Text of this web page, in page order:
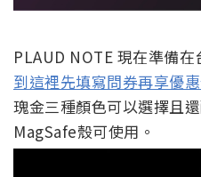
PLAUD NOTE 現在準備
到這裡先填寫問券再享優
瑰金三種顏色可以選擇且
MagSafe殼可使用。